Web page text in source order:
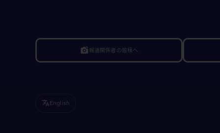
linked_camera報道関係者の皆様へ
translateEnglish